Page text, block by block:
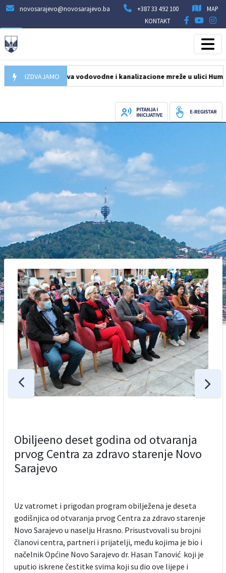
novosarajevo@novosarajevo.ba +387 33 492 100
MAP
KONTAKT
IZDVAJAMO
obnova vodovodne i kanalizacione mreže u ulici Humska na
Obiljeeno deset godina od otvaranja
prvog Centra za zdravo starenje Novo
Sarajevo
Uz vatromet i prigodan program obilježena je deseta
godišnjica od otvaranja prvog Centra za zdravo starenje
Novo Sarajevo u naselju Hrasno. Prisustvovali su brojni
članovi centra, partneri i prijatelji, među kojima je bio i
načelnik Općine Novo Sarajevo dr. Hasan Tanović koji je
uputio iskrene čestitke svima koji su dio ove lijepe i